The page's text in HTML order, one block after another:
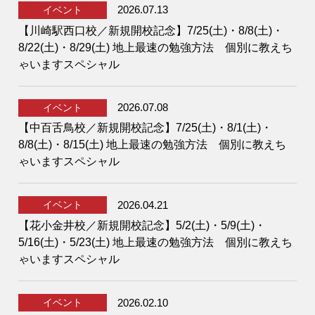
イベント
2026.07.13
【川崎駅西口校／新規開校記念】7/25(土)・8/8(土)・
8/22(土)・8/29(土) 地上最速の勉強方法 個別に教えち
ゃいますスペシャル
イベント
2026.07.08
【中百舌鳥校／新規開校記念】7/25(土)・8/1(土)・
8/8(土)・8/15(土) 地上最速の勉強方法 個別に教えち
ゃいますスペシャル
イベント
2026.04.21
【花小金井校／新規開校記念】5/2(土)・5/9(土)・
5/16(土)・5/23(土) 地上最速の勉強方法 個別に教えち
ゃいますスペシャル
イベント 2026.02.10